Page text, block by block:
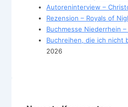
Autoreninterview –
Rezension – Royals of
Buchmesse Niederrhein
Buchreihen, die ich nicht
2026